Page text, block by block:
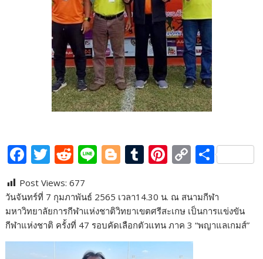
F
e
b
o
o
T
itt
er
R
d
di
t
Li
e
Bl
g
g
er
T
m
bl
r
Pi
er
e
st
C
p
y
Li
n
S
ar
e
Post Views: 677
วันจันทร์ที่​ 7 กุมภาพันธ์​ ​2565 เวลา​14.30 น.​ ณ​ สนามกีฬา
มหาวิทยาลัย​การกีฬา​แห่งชาติ​วิทยาเขตศรีสะเกษ​ เป็นการแข่งขัน
กีฬาแห่งชาติ ครั้งที่​ 47 รอบคัดเลือกตัวแทน​ ภาค​ 3 “พญาแลเกมส์”